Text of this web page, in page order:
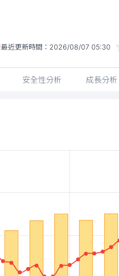
最近更新時間： 2026/08/07 05:30
安全性分析 成長分析